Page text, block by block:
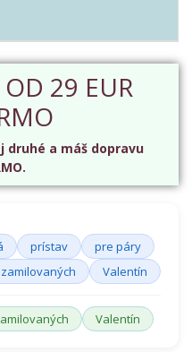
29 EUR
druhé a máš dopravu
prístav
pre páry
Valentín
Valentín